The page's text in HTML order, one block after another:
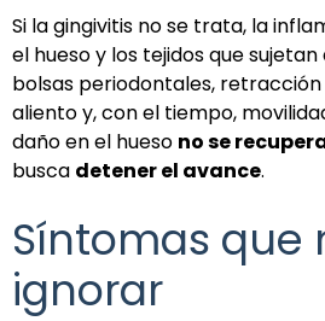
Si la gingivitis no se trata, la
el hueso y los tejidos que
bolsas periodontales,
aliento y, con el tiempo,
daño en el hueso no se
busca detener el avance.
Síntomas que
ignorar